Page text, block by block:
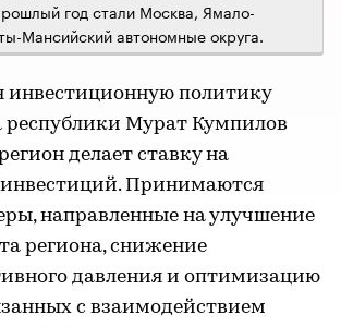
год стали Москва, Ямало-
Мансийский автономные округа.
инвестиционную политику
республики Мурат Кумпилов
делает ставку на
Принимаются
направленные на улучшение
региона, снижение
давления и оптимизацию
с взаимодействием